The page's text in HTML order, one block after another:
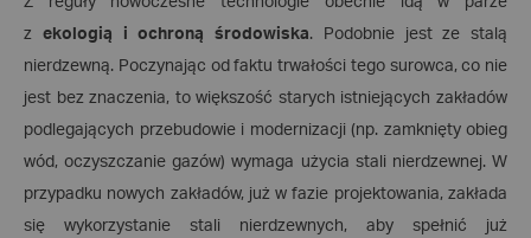
z ekologią i ochroną środowiska. Podobnie jest ze stalą
nierdzewną. Poczynając od faktu trwałości tego surowca, co nie
jest bez znaczenia, to większość starych istniejących zakładów
podlegających przebudowie i modernizacji (np. zamknięty obieg
wód, oczyszczanie gazów) wymaga użycia stali nierdzewnej. W
przypadku nowych zakładów, już w fazie projektowania, zakłada
się wykorzystanie stali nierdzewnych, aby spełnić już